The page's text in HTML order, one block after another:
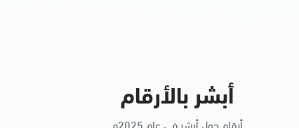
أبشر بالأرقام